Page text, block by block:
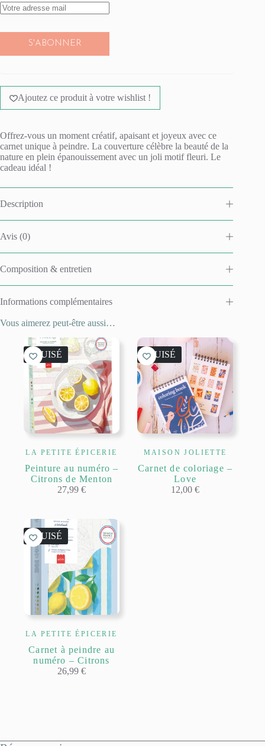
S'ABONNER
Ajoutez ce produit à votre wishlist !
Offrez-vous un moment créatif, apaisant et joyeux avec ce
carnet unique à peindre. La couverture célèbre la beauté de la
nature en plein épanouissement avec un joli motif fleuri. Le
cadeau idéal !
Description
Avis (0)
Composition & entretien
Informations complémentaires
Vous aimerez peut-être aussi…
ÉPUISÉ
LA PETITE ÉPICERIE
Peinture au numéro –
Citrons de Menton
27,99€
ÉPUISÉ
MAISON JOLIETTE
Carnet de coloriage –
Love
12,00€
ÉPUISÉ
LA PETITE ÉPICERIE
Carnet à peindre au
numéro – Citrons
26,99€